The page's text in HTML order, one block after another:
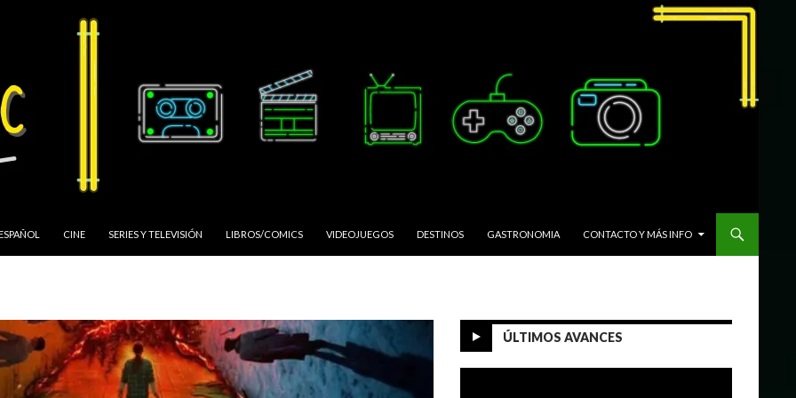
CINE SERIES Y TELEVISIÓN LIBROS/COMICS VIDEOJUEGOS DESTINOS GASTRONOMIA CONTACTO Y MÁS INFO
ÚLTIMOS AVANCES